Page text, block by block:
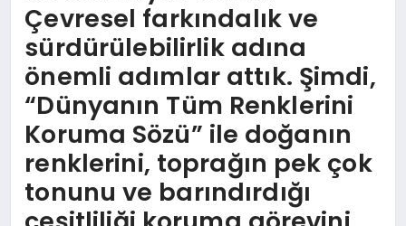
Çevresel farkındalık ve
sürdürülebilirlik adına
önemli adımlar attık. Şimdi,
“Dünyanın Tüm Renklerini
Koruma Sözü” ile doğanın
renklerini, toprağın pek çok
tonunu ve barındırdığı